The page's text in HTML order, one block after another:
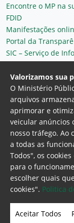
Encontre o MP na
FDID
Manifestações
Portal da
SIC – Serviço de
Plantão MP do
Secretaria Geral
Home Page
Valorizamos sua
O Ministério
arquivos
aprimorar e
veicular anúncios
nosso tráfego. Ao
a todas as
Todos", os
para o
escolher quais
cookies". Politica
Aceitar Todos